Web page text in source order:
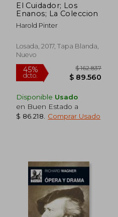
dcto. $ 93.004
El Cuidador; Los
Enanos; La Coleccion
Harold Pinter
Losada, 2017, Tapa Blanda,
Nuevo
Disponible Usado
en Buen Estado a
$ 86.218
Comprar Usado